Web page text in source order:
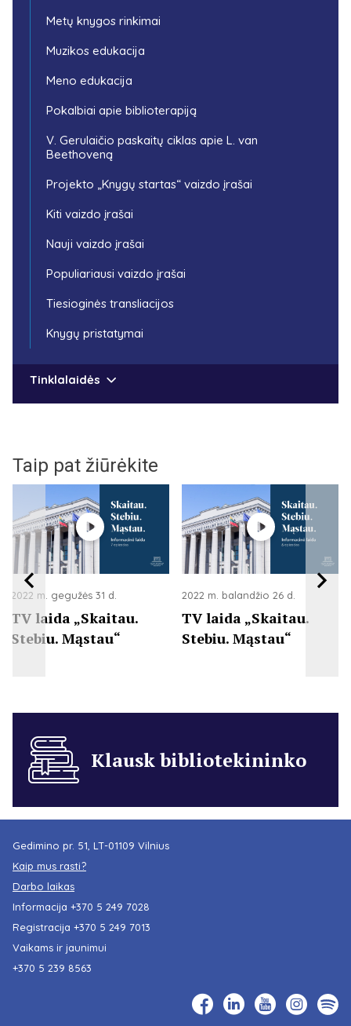
Metų knygos rinkimai
Muzikos edukacija
Meno edukacija
Pokalbiai apie biblioterapiją
V. Gerulaičio paskaitų ciklas apie L. van
Beethoveną
Projekto „Knygų startas“ vaizdo įrašai
Kiti vaizdo įrašai
Nauji vaizdo įrašai
Populiariausi vaizdo įrašai
Tiesioginės transliacijos
Knygų pristatymai
Tinklalaidės
Taip pat žiūrėkite
2022 m. gegužės 31 d.
TV laida „Skaitau.
Stebiu. Mąstau“
2022 m. balandžio 26 d.
TV laida „Skaitau.
Stebiu. Mąstau“
Klausk bibliotekininko
Gedimino pr. 51, LT-01109 Vilnius
Kaip mus rasti?
Darbo laikas
Informacija +370 5 249 7028
Registracija +370 5 249 7013
Vaikams ir jaunimui
+370 5 239 8563